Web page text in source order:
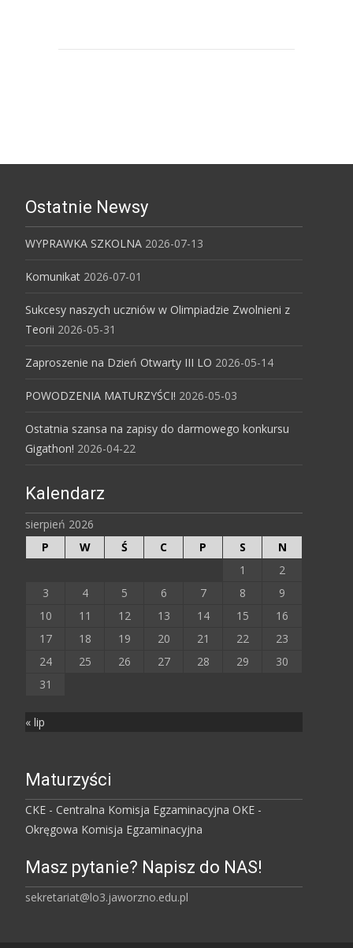
Ostatnie Newsy
WYPRAWKA SZKOLNA 2026-07-13
Komunikat 2026-07-01
Sukcesy naszych uczniów w Olimpiadzie Zwolnieni z
Teorii 2026-05-31
Zaproszenie na Dzień Otwarty III LO 2026-05-14
POWODZENIA MATURZYŚCI! 2026-05-03
Ostatnia szansa na zapisy do darmowego konkursu
Gigathon! 2026-04-22
Kalendarz
sierpień 2026
P
W Ś C P S
N
1
2
3
4 5 6 7 8
9
10
11 12 13 14 15
16
17
18 19 20 21 22
23
24
25 26 27 28 29
30
31
« lip
Maturzyści
CKE - Centralna Komisja Egzaminacyjna OKE -
Okręgowa Komisja Egzaminacyjna
Masz pytanie? Napisz do NAS!
sekretariat@lo3.jaworzno.edu.pl